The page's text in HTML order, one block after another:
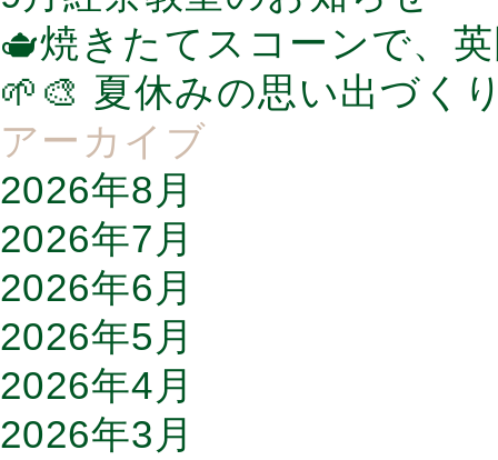
🫖焼きたてスコーンで、
🌱🎨 夏休みの思い出づく
アーカイブ
2026年8月
2026年7月
2026年6月
2026年5月
2026年4月
2026年3月